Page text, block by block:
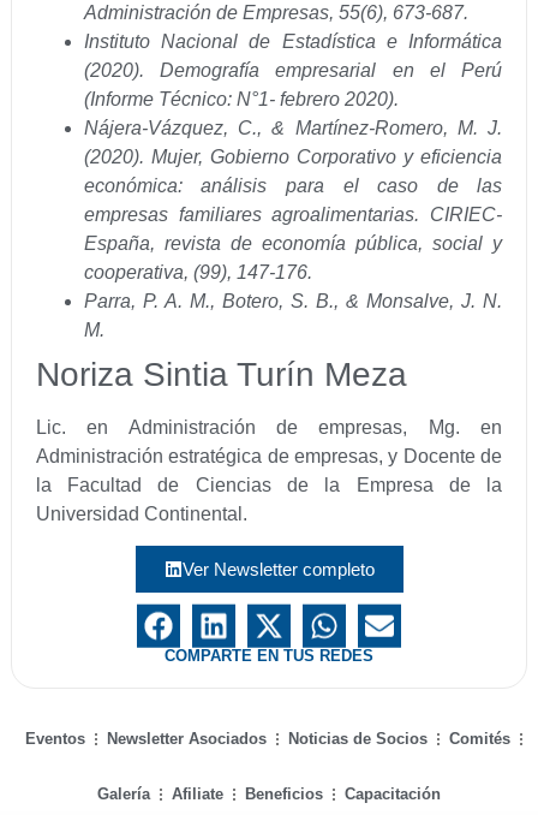
Administración de Empresas, 55(6), 673-687.
Instituto Nacional de Estadística e Informática
(2020). Demografía empresarial en el Perú
(Informe Técnico: N°1- febrero 2020).
Nájera-Vázquez, C., & Martínez-Romero, M. J.
(2020). Mujer, Gobierno Corporativo y eficiencia
económica: análisis para el caso de las
empresas familiares agroalimentarias. CIRIEC-
España, revista de economía pública, social y
cooperativa, (99), 147-176.
Parra, P. A. M., Botero, S. B., & Monsalve, J. N.
M.
Noriza Sintia Turín Meza
Lic. en Administración de empresas, Mg. en
Administración estratégica de empresas, y Docente de
la Facultad de Ciencias de la Empresa de la
Universidad Continental.
Ver Newsletter completo
COMPARTE EN TUS REDES
Eventos Newsletter Asociados Noticias de Socios Comités
Galería Afiliate Beneficios Capacitación